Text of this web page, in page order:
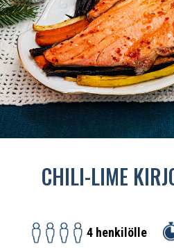
CHILI-LIME
4 henkilölle